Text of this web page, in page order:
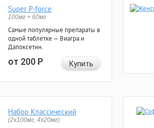
Super P-force
100мг + 60мг
Самые популярные препараты в
одной таблетке — Виагра и
Дапоксетин.
от 200Р Купить
Набор Классический
(2x100мг, 4x20мг)